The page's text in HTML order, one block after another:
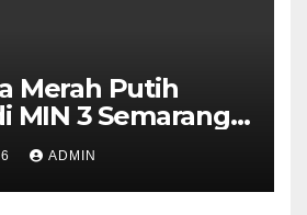
Merah Putih
MIN 3 Semarang,
Desa
Peringatan
Kemerdekaan RI
ADMIN